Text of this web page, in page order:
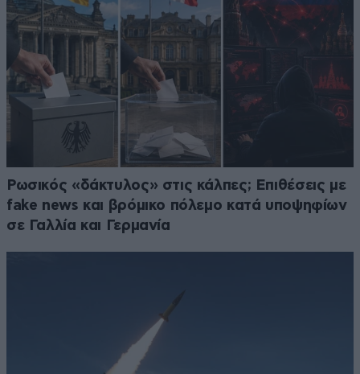
Ρωσικός «δάκτυλος» στις κάλπες; Επιθέσεις με
fake news και βρόμικο πόλεμο κατά υποψηφίων
σε Γαλλία και Γερμανία